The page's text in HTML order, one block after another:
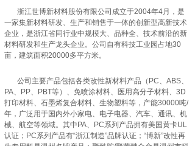
浙江世博新材料股份有限公司成立于2004年4月，是
一家集新材料研发、生产和销售于一体的创新型高新技术
企业，是浙江省同行业中规模大、品种全、技术前沿的新
材料研发和生产龙头企业。公司自有科技工业园占地30
亩，建筑面积20000多平方米。
公司主要产品包括各类改性新材料产品（PC、ABS、
PA、PP、PBT等）、免喷涂材料、医用高分子材料、3D
打印材料、石墨烯复合材料、生物塑料等，产能30000吨/
年，广泛用于国内外小家电、电子电器、汽车、通讯、机
械、航空等领域。其中PA、PC系列产品拥有美国黄卡UL
认证；PC系列产品有“浙江制造”品牌认证；“博新”改性再